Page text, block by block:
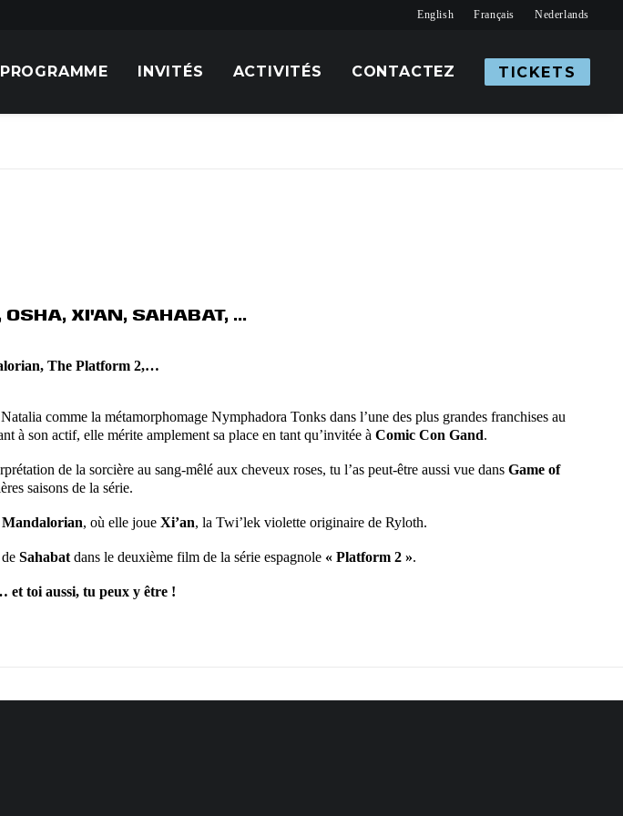
English Français Nederlands
PROGRAMME INVITÉS ACTIVITÉS CONTACTEZ TICKETS
XI'AN, SAHABAT, ...
The Platform 2,…
comme la métamorphomage Nymphadora Tonks dans l’une des plus grandes franchises au
à son actif, elle mérite amplement sa place en tant qu’invitée à Comic Con Gand.
de la sorcière au sang-mêlé aux cheveux roses, tu l’as peut-être aussi vue dans Game of
saisons de la série.
, où elle joue Xi’an, la Twi’lek violette originaire de Ryloth.
Sahabat dans le deuxième film de la série espagnole « Platform 2 ».
et toi aussi, tu peux y être !